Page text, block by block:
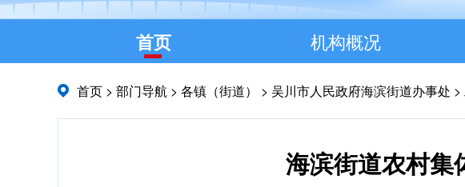
首页 机构概况
首页 > 部门导航 > 各镇（街道） > 吴川市人民政府海滨街道办事处 >
海滨街道农村集